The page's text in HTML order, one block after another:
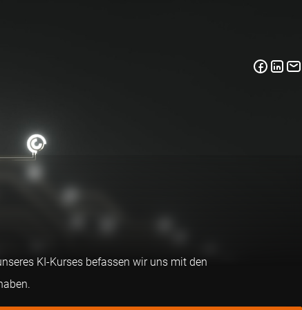
KI-Kurses befassen wir uns mit den